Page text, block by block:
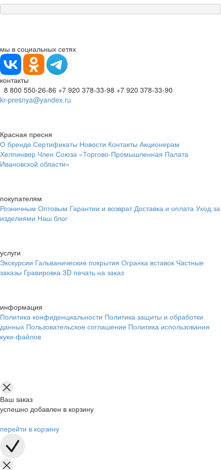
мы в социальных сетях
контакты
8 800 550-26-86 +7 920 378-33-98 +7 920 378-33-90
kr-presnya@yandex.ru
Красная пресня
О бренде Сертификаты Новости Контакты Акционерам
Хелпинвер Член Союза «Торгово-Промышленная Палата
Ивановской области»
покупателям
Розничным Оптовым Гарантии и возврат Доставка и оплата Уход за
изделиями Наш блог
услуги
Экскурсии Гальванические покрытия Огранка вставок Частные
заказы Гравировка 3D печать на заказ
информация
Политика конфиденциальности Политика защиты и обработки
данных Пользовательское соглашение Политика использования
куки-файлов
Ваш заказ
успешно добавлен в корзину
перейти в корзину